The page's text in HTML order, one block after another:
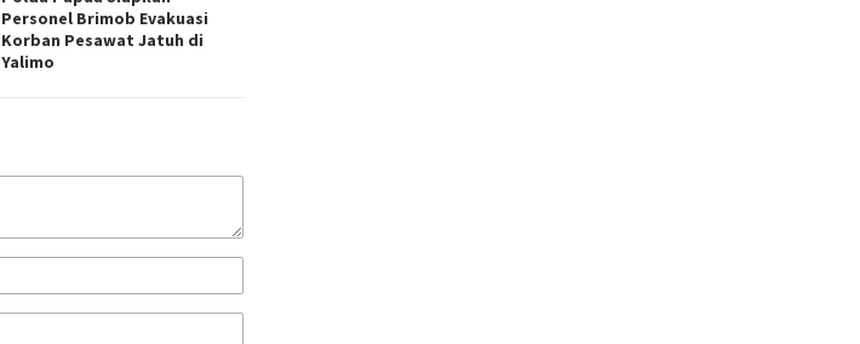
Personel Brimob Evakuasi
Korban Pesawat Jatuh di
Yalimo